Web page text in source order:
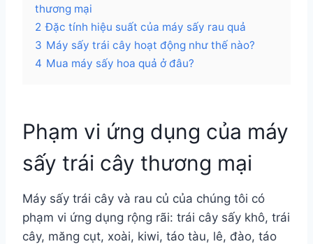
thương mại
2 Đặc tính hiệu suất của máy sấy rau quả
3 Máy sấy trái cây hoạt động như thế nào?
4 Mua máy sấy hoa quả ở đâu?
Phạm vi ứng dụng của máy
sấy trái cây thương mại
Máy sấy trái cây và rau củ của chúng tôi có
phạm vi ứng dụng rộng rãi: trái cây sấy khô, trái
cây, măng cụt, xoài, kiwi, táo tàu, lê, đào, táo